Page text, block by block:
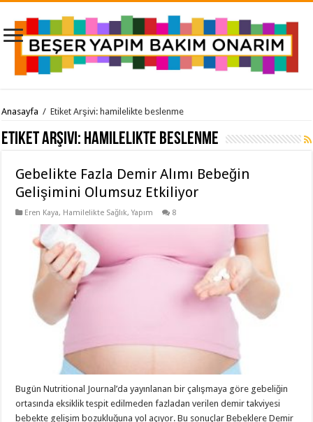
Anasayfa / Etiket Arşivi: hamilelikte beslenme
Etiket Arşivi: hamilelikte beslenme
Gebelikte Fazla Demir Alımı Bebeğin
Gelişimini Olumsuz Etkiliyor
Eren Kaya, Hamilelikte Sağlık,Yapım 8
Bugün Nutritional Journal’da yayınlanan bir çalışmaya göre gebeliğin
ortasında eksiklik tespit edilmeden fazladan verilen demir takviyesi
bebekte gelişim bozukluğuna yol açıyor. Bu sonuçlar Bebeklere Demir